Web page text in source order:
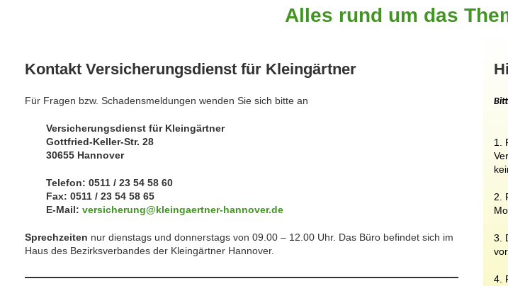
Alles rund um das
Kontakt Versicherungsdienst für Kleingärtner
Für Fragen bzw. Schadensmeldungen wenden Sie sich bitte an
Versicherungsdienst für Kleingärtner
Gottfried-Keller-Str. 28
30655 Hannover
Telefon: 0511 / 23 54 58 60
Fax: 0511 / 23 54 58 65
E-Mail: versicherung@kleingaertner-hannover.de
Sprechzeiten nur dienstags und donnerstags von 09.00 – 12.00 Uhr. Das Büro befindet sich im
Haus des Bezirksverbandes der Kleingärtner Hannover.
1.
2.
3.
4.